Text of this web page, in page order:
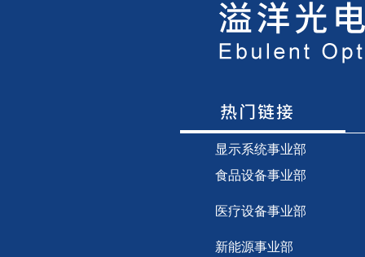
显示系统事业部
食品设备事业部
医疗设备事业部
新能源事业部